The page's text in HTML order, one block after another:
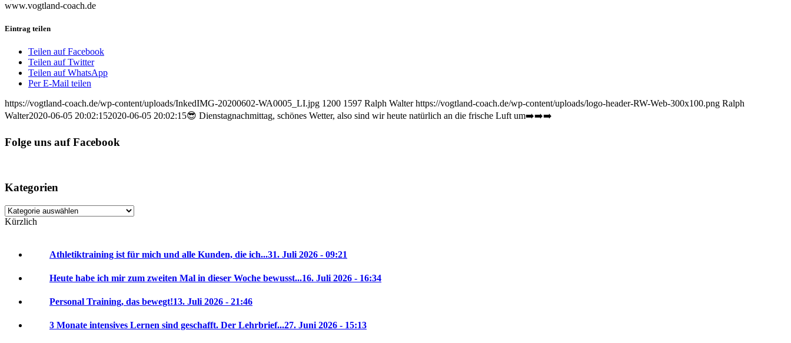
www.vogtland-coach.de
Eintrag teilen
Teilen auf Facebook
Teilen auf Twitter
Teilen auf WhatsApp
Per E-Mail teilen
https://vogtland-coach.de/wp-content/uploads/InkedIMG-20200602-WA0005_LI.jpg 1200 1597 Ralph Walter https://vogtland-coach.de/wp-content/uploads/logo-header-RW-Web-300x100.png Ralph
Walter2020-06-05 20:02:152020-06-05 20:02:15😎 Dienstagnachmittag, schönes Wetter, also sind wir heute natürlich an die frische Luft um➡️➡️➡️
Folge uns auf Facebook
Kategorien
Kategorien
Kürzlich
Athletiktraining ist für mich und alle Kunden, die ich...31. Juli 2026 - 09:21
Heute habe ich mir zum zweiten Mal in dieser Woche bewusst...16. Juli 2026 - 16:34
Personal Training, das bewegt!13. Juli 2026 - 21:46
3 Monate intensives Lernen sind geschafft. Der Lehrbrief...27. Juni 2026 - 15:13